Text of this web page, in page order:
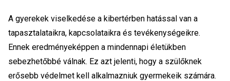
A gyerekek viselkedése a kibertérben hatással van a
tapasztalataikra, kapcsolataikra és tevékenységeikre.
Ennek eredményeképpen a mindennapi életükben
sebezhetőbbé válnak. Ez azt jelenti, hogy a szülőknek
erősebb védelmet kell alkalmazniuk gyermekeik számára.